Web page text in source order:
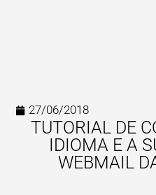
27/06/2018
TUTORIAL DE
IDIOMA E A
WEBMAIL